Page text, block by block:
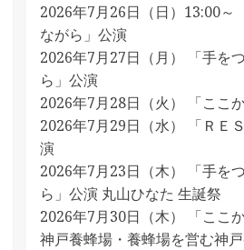
2026年7月26日（日）13:00～
ながら」公演
2026年7月27日（月） 「手を
ら」公演
2026年7月28日（火） 「ここ
2026年7月29日（水） 「ＲＥ
演
2026年7月23日（木） 「手を
ら」公演 丸山ひなた 生誕祭
2026年7月30日（木） 「ここ
神戸養蜂場・養蜂場を営む神